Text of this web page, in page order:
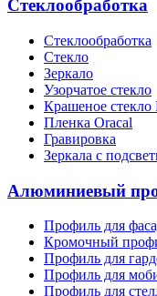
Стеклообработка
Стеклообработка
Стекло
Зеркало
Узорчатое стекло
Крашеное стекло
Пленка Oracal
Гравировка
Зеркала с
Алюминиевый
Профиль для
Кромочный
Профиль для
Профиль для
Профиль для